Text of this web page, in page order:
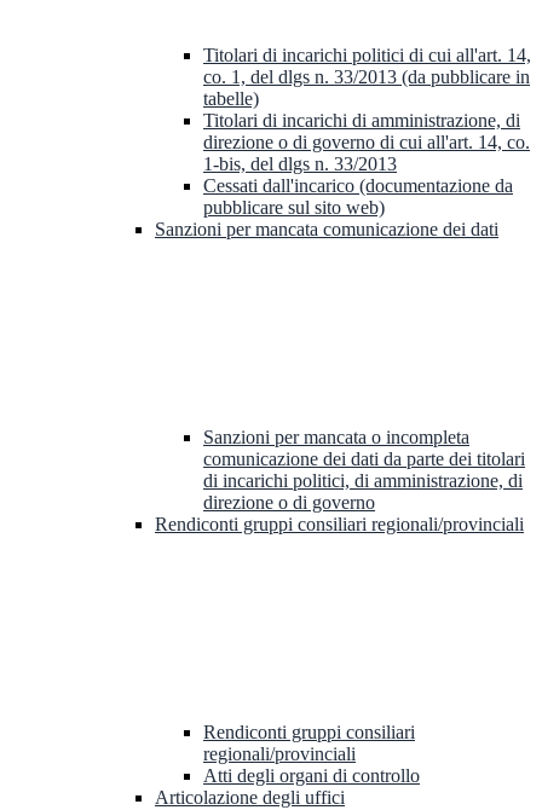
Titolari di incarichi politici di cui all'art. 14,
co. 1, del dlgs n. 33/2013 (da pubblicare in
tabelle)
Titolari di incarichi di amministrazione, di
direzione o di governo di cui all'art. 14, co.
1-bis, del dlgs n. 33/2013
Cessati dall'incarico (documentazione da
pubblicare sul sito web)
Sanzioni per mancata comunicazione dei dati
Sanzioni per mancata o incompleta
comunicazione dei dati da parte dei titolari
di incarichi politici, di amministrazione, di
direzione o di governo
Rendiconti gruppi consiliari regionali/provinciali
Rendiconti gruppi consiliari
regionali/provinciali
Atti degli organi di controllo
Articolazione degli uffici